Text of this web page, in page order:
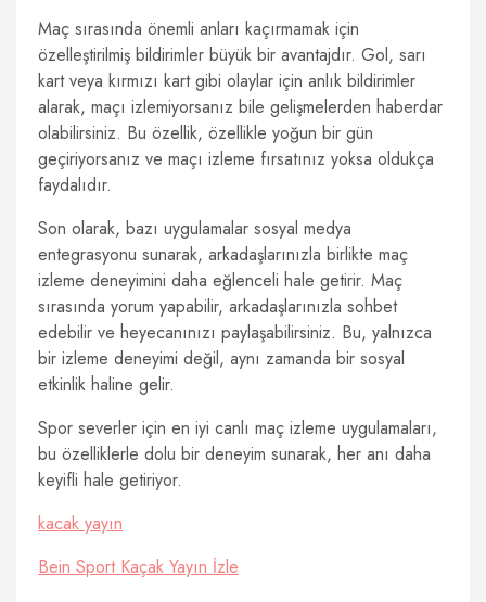
Maç sırasında önemli anları kaçırmamak için
özelleştirilmiş bildirimler büyük bir avantajdır. Gol, sarı
kart veya kırmızı kart gibi olaylar için anlık bildirimler
alarak, maçı izlemiyorsanız bile gelişmelerden haberdar
olabilirsiniz. Bu özellik, özellikle yoğun bir gün
geçiriyorsanız ve maçı izleme fırsatınız yoksa oldukça
faydalıdır.
Son olarak, bazı uygulamalar sosyal medya
entegrasyonu sunarak, arkadaşlarınızla birlikte maç
izleme deneyimini daha eğlenceli hale getirir. Maç
sırasında yorum yapabilir, arkadaşlarınızla sohbet
edebilir ve heyecanınızı paylaşabilirsiniz. Bu, yalnızca
bir izleme deneyimi değil, aynı zamanda bir sosyal
etkinlik haline gelir.
Spor severler için en iyi canlı maç izleme uygulamaları,
bu özelliklerle dolu bir deneyim sunarak, her anı daha
keyifli hale getiriyor.
kacak yayın
Bein Sport Kaçak Yayın İzle